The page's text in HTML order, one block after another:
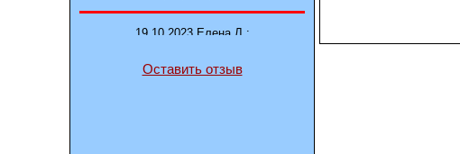
19.10.2023 Елена Л.:
2-3 волны
Оставить отзыв